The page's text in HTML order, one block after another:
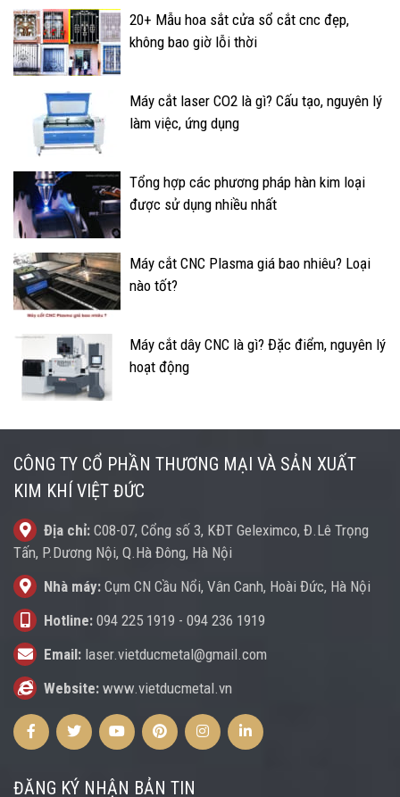
20+ Mẫu hoa sắt cửa sổ cắt cnc đẹp,
không bao giờ lỗi thời
Máy cắt laser CO2 là gì? Cấu tạo, nguyên lý
làm việc, ứng dụng
Tổng hợp các phương pháp hàn kim loại
được sử dụng nhiều nhất
Máy cắt CNC Plasma giá bao nhiêu? Loại
nào tốt?
Máy cắt dây CNC là gì? Đặc điểm, nguyên lý
hoạt động
CÔNG TY CỔ PHẦN THƯƠNG MẠI VÀ SẢN XUẤT
KIM KHÍ VIỆT ĐỨC
Địa chỉ: C08-07, Cổng số 3, KĐT Geleximco, Đ.Lê Trọng
Tấn, P.Dương Nội, Q.Hà Đông, Hà Nội
Nhà máy: Cụm CN Cầu Nổi, Vân Canh, Hoài Đức, Hà Nội
Hotline: 094 225 1919 - 094 236 1919
Email: laser.vietducmetal@gmail.com
Website: www.vietducmetal.vn
FacebookTwitterYoutubePinterestInstagramInstagram
ĐĂNG KÝ NHẬN BẢN TIN